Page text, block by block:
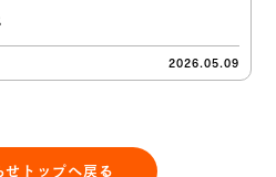
2026.05.09
せトップへ戻る